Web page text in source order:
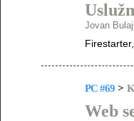
Jovan
PC #69 >
Web